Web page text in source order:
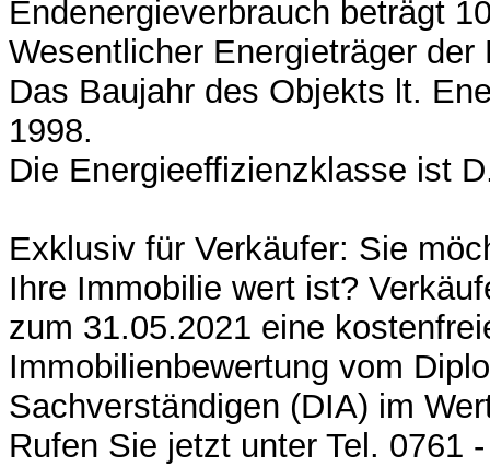
Endenergieverbrauch beträgt
Wesentlicher Energieträger
Das Baujahr des Objekts lt.
1998.
Die Energieeffizienzklasse ist
Exklusiv für Verkäufer: Sie
Ihre Immobilie wert ist?
zum 31.05.2021 eine
Immobilienbewertung vom
Sachverständigen (DIA) im
Rufen Sie jetzt unter Tel. 0761